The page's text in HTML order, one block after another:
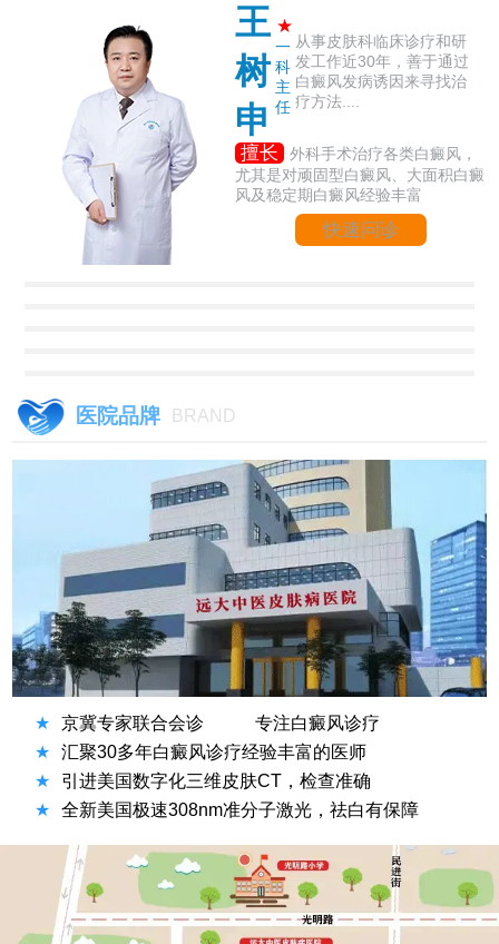
王
树
申
★
一
科
主
任
从事皮肤科临床诊疗和研
发工作近30年，善于通过
白癜风发病诱因来寻找治
疗方法....
擅长
外科手术治疗各类白癜风，
尤其是对顽固型白癜风、大面积白癜
风及稳定期白癜风经验丰富
快速问诊
医院品牌 BRAND
★ 京冀专家联合会诊
专注白癜风诊疗
★
汇聚30多年白癜风诊疗经验丰富的医师
★
引进美国数字化三维皮肤CT，检查准确
★
全新美国极速308nm准分子激光，祛白有保障